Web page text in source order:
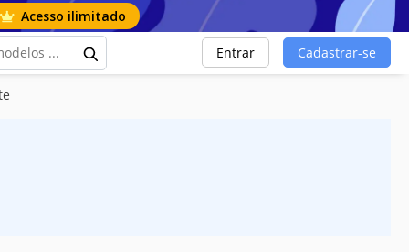
Acesso ilimitado
Entrar Cadastrar-se